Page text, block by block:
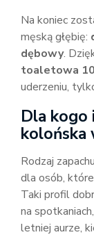
Na koniec
męską głębię:
dębowy.
toaletowa
uderzeniu,
Dla kogo
kolońska
Rodzaj
dla osób,
Taki profil
na
letniej aurze,